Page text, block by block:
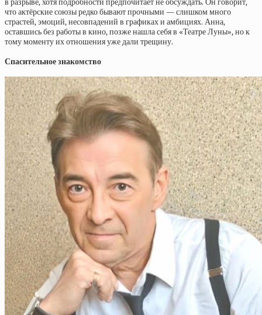
в разрыве, хотя подробности предпочитает не обсуждать. Он говорит,
что актёрские союзы редко бывают прочными — слишком много
страстей, эмоций, несовпадений в графиках и амбициях. Анна,
оставшись без работы в кино, позже нашла себя в «Театре Луны», но к
тому моменту их отношения уже дали трещину.
Спасительное знакомство